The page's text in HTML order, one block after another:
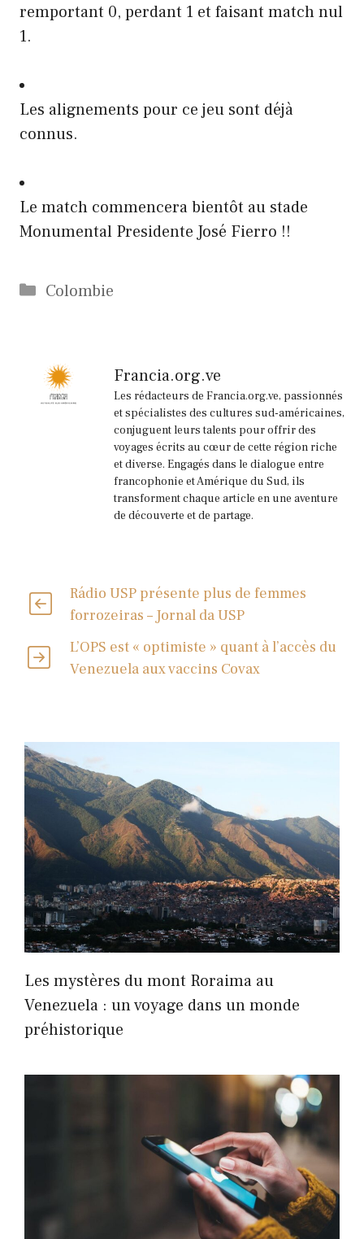
remportant 0, perdant 1 et faisant match nul
1.
Les alignements pour ce jeu sont déjà
connus.
Le match commencera bientôt au stade
Monumental Presidente José Fierro !!
Catégories
Colombie
Francia.org.ve
Les rédacteurs de Francia.org.ve, passionnés
et spécialistes des cultures sud-américaines,
conjuguent leurs talents pour offrir des
voyages écrits au cœur de cette région riche
et diverse. Engagés dans le dialogue entre
francophonie et Amérique du Sud, ils
transforment chaque article en une aventure
de découverte et de partage.
Rádio USP présente plus de femmes
forrozeiras – Jornal da USP
L’OPS est « optimiste » quant à l’accès du
Venezuela aux vaccins Covax
Les mystères du mont Roraima au
Venezuela : un voyage dans un monde
préhistorique